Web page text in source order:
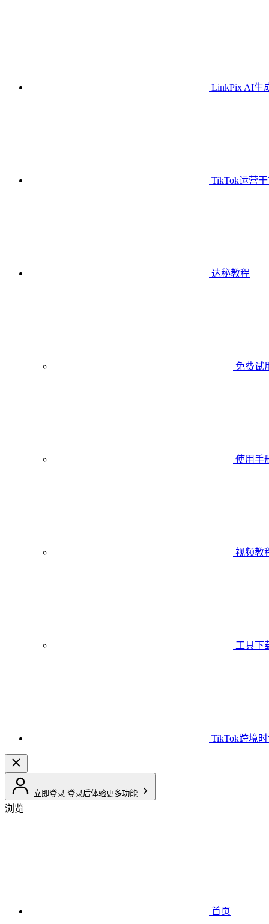
LinkPix AI生
TikTok运营
达秘教程
免费试
使用手
视频教
工具下
TikTok跨境
立即登录 登录后体验更多功能
浏览
首页